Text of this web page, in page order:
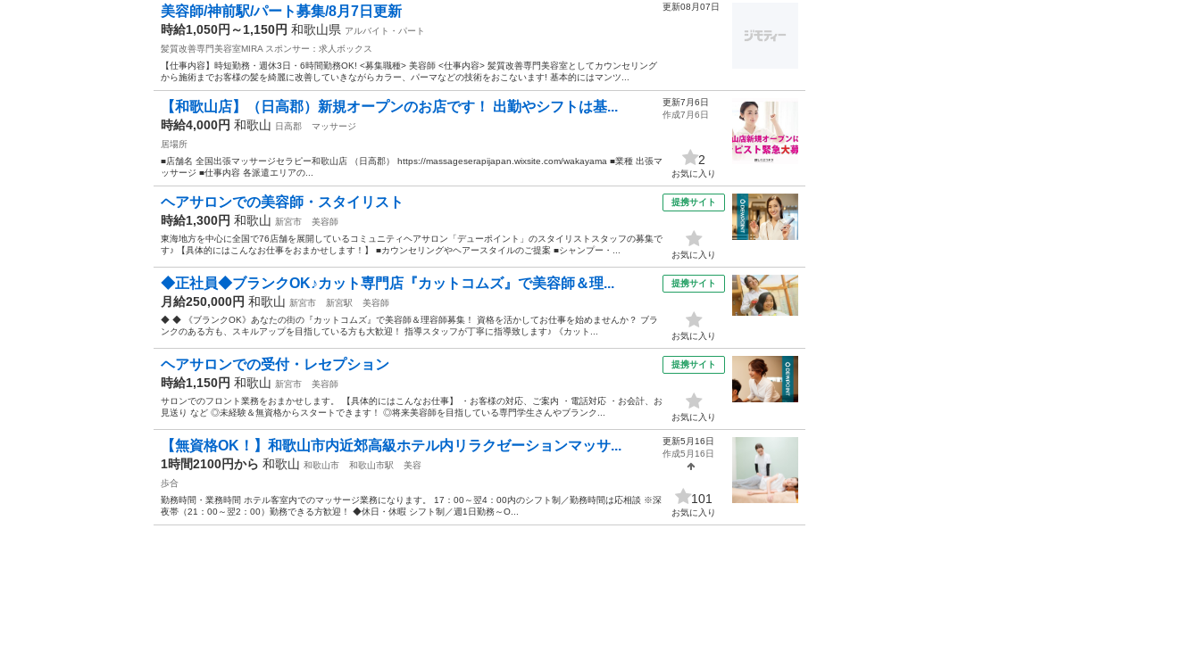
美容師/神前駅/パート募集/8月7日更新
時給1,050円～1,150円 和歌山県 アルバイト・パート
髪質改善専門美容室MIRA スポンサー：求人ボックス
【仕事内容】時短勤務・週休3日・6時間勤務OK! <募集職種> 美容師 <仕事内容> 髪質改善専門美容室としてカウンセリング
から施術までお客様の髪を綺麗に改善していきながらカラー、パーマなどの技術をおこないます! 基本的にはマンツ...
更新08月07日
【和歌山店】（日高郡）新規オープンのお店です！ 出勤やシフトは基...
時給4,000円 和歌山 日高郡
マッサージ
居場所
■店舗名 全国出張マッサージセラピー和歌山店 （日高郡） https://massageserapijapan.wixsite.com/wakayama ■業種 出張マ
ッサージ ■仕事内容 各派遣エリアの...
更新7月6日
作成7月6日
2
お気に入り
ヘアサロンでの美容師・スタイリスト
時給1,300円 和歌山 新宮市
美容師
東海地方を中心に全国で76店舗を展開しているコミュニティヘアサロン「デューポイント」のスタイリストスタッフの募集で
す♪ 【具体的にはこんなお仕事をおまかせします！】 ■カウンセリングやヘアースタイルのご提案 ■シャンプー・...
提携サイト
お気に入り
◆正社員◆ブランクOK♪カット専門店『カットコムズ』で美容師＆理...
月給250,000円 和歌山 新宮市 新宮駅
美容師
◆ ◆ 《ブランクOK》あなたの街の『カットコムズ』で美容師＆理容師募集！ 資格を活かしてお仕事を始めませんか？ ブラ
ンクのある方も、スキルアップを目指している方も大歓迎！ 指導スタッフが丁寧に指導致します♪ 《カット...
提携サイト
お気に入り
ヘアサロンでの受付・レセプション
時給1,150円 和歌山 新宮市
美容師
サロンでのフロント業務をおまかせします。 【具体的にはこんなお仕事】 ・お客様の対応、ご案内 ・電話対応 ・お会計、お
見送り など ◎未経験＆無資格からスタートできます！ ◎将来美容師を目指している専門学生さんやブランク...
提携サイト
お気に入り
【無資格OK！】和歌山市内近郊高級ホテル内リラクゼーションマッサ...
1時間2100円から 和歌山 和歌山市 和歌山市駅
美容
歩合
勤務時間・業務時間 ホテル客室内でのマッサージ業務になります。 17：00～翌4：00内のシフト制／勤務時間は応相談 ※深
夜帯（21：00～翌2：00）勤務できる方歓迎！ ◆休日・休暇 シフト制／週1日勤務～O...
更新5月16日
作成5月16日
101
お気に入り